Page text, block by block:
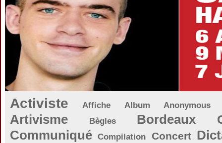
Activiste Affiche Album Anonymous
Artivisme Bègles Bordeaux
Communiqué Compilation Concert